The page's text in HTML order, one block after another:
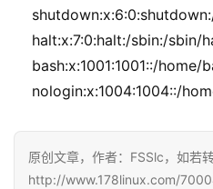
halt:x:7:0:halt:/sbin:/sbin/
bash:x:1001:1001::/home/
nologin:x:1004:1004::/
原创文章，作者：FSSlc，如若
http://www.178linux.com/